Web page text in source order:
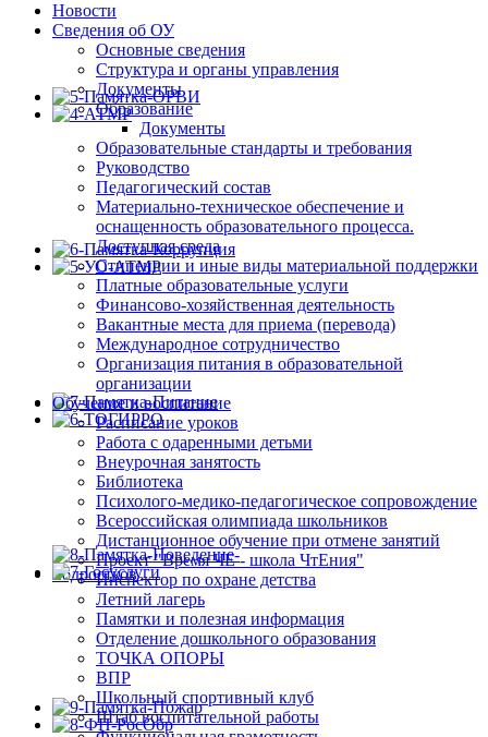
Новости
Сведения об ОУ
Основные сведения
Структура и органы управления
Документы
Образование
Документы
Образовательные стандарты и требования
Руководство
Педагогический состав
Материально-техническое обеспечение и
оснащенность образовательного процесса.
Доступная среда
Стипендии и иные виды материальной поддержки
Платные образовательные услуги
Финансово-хозяйственная деятельность
Вакантные места для приема (перевода)
Международное сотрудничество
Организация питания в образовательной
организации
Обучение и воспитание
Расписание уроков
Работа с одаренными детьми
Внеурочная занятость
Библиотека
Психолого-медико-педагогическое сопровождение
Всероссийская олимпиада школьников
Дистанционное обучение при отмене занятий
Проект "Время ЧЕ - школа ЧтЕния"
Инспектор по охране детства
Летний лагерь
Памятки и полезная информация
Отделение дошкольного образования
ТОЧКА ОПОРЫ
ВПР
Школьный спортивный клуб
Штаб воспитательной работы